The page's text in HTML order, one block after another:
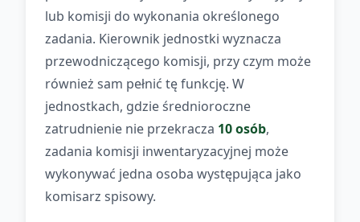
lub komisji do wykonania określonego
zadania. Kierownik jednostki wyznacza
przewodniczącego komisji, przy czym może
również sam pełnić tę funkcję. W
jednostkach, gdzie średnioroczne
zatrudnienie nie przekracza 10 osób,
zadania komisji inwentaryzacyjnej może
wykonywać jedna osoba występująca jako
komisarz spisowy.